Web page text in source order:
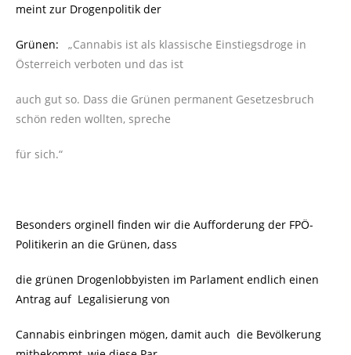
meint zur Drogenpolitik der
Grünen: „Cannabis ist als klassische Einstiegsdroge in
Österreich verboten und das ist
auch gut so. Dass die Grünen permanent Gesetzesbruch
schön reden wollten, spreche
für sich.“
Besonders orginell finden wir die Aufforderung der FPÖ-
Politikerin an die Grünen, dass
die grünen Drogenlobbyisten im Parlament endlich einen
Antrag auf Legalisierung von
Cannabis einbringen mögen, damit auch die Bevölkerung